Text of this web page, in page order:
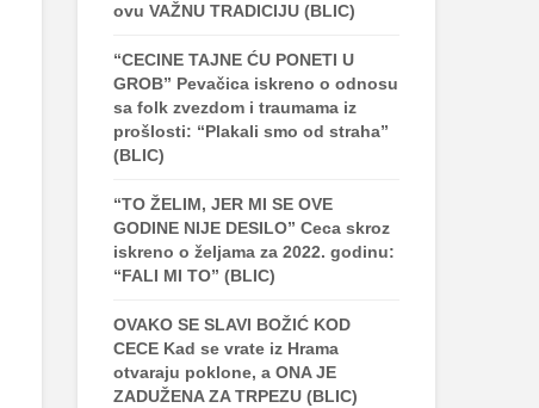
ovu VAŽNU TRADICIJU (BLIC)
“CECINE TAJNE ĆU PONETI U
GROB” Pevačica iskreno o odnosu
sa folk zvezdom i traumama iz
prošlosti: “Plakali smo od straha”
(BLIC)
“TO ŽELIM, JER MI SE OVE
GODINE NIJE DESILO” Ceca skroz
iskreno o željama za 2022. godinu:
“FALI MI TO” (BLIC)
OVAKO SE SLAVI BOŽIĆ KOD
CECE Kad se vrate iz Hrama
otvaraju poklone, a ONA JE
ZADUŽENA ZA TRPEZU (BLIC)